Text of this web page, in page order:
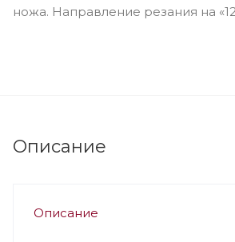
ножа. Направление резания на
Описание
Описание